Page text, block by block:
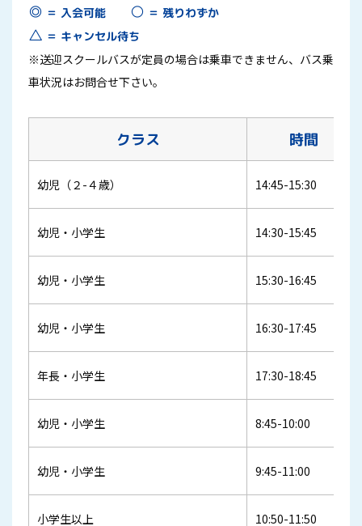
◎ ＝ 入会可能 ○ ＝ 残りわずか
△ ＝ キャンセル待ち
※送迎スクールバスが定員の場合は乗車できません、バス乗
車状況はお問合せ下さい。
クラス 時間
幼児（２-４歳） 14:45-15:30
幼児・小学生 14:30-15:45
幼児・小学生 15:30-16:45
幼児・小学生 16:30-17:45
年長・小学生 17:30-18:45
幼児・小学生 8:45-10:00
幼児・小学生 9:45-11:00
小学生以上 10:50-11:50